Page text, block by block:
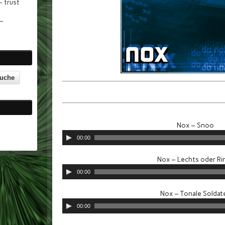
Nox – Snoo
Audio-
Player
00:00
Nox – Lechts oder
Audio-
Player
00:00
Nox – Tonale
Audio-
Player
00:00
trust